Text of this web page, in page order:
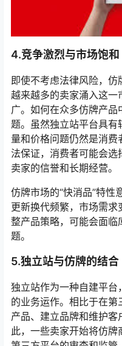
4.竞争激烈与市场饱和
即使不考虑法律风险，
越来越多的卖家涌入这
广。如何在众多仿牌产
题。虽然独立站平台具
量和价格问题仍然是消
法保证，消费者可能会
卖家的信誉和长期经营。
仿牌市场的“快消品”特性
更新换代频繁，市场需
整产品策略，可能会面临
题。
5.独立站与仿牌的结合
独立站作为一种自建平
的业务运作。相比于在
产品、建立品牌和维护
此，一些卖家开始将仿